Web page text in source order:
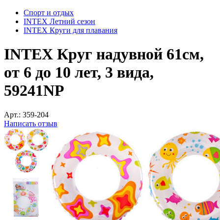
Спорт и отдых
INTEX Летний сезон
INTEX Круги для плавания
INTEX Круг надувной 61см,
от 6 до 10 лет, 3 вида,
59241NP
Арт.: 359-204
Написать отзыв